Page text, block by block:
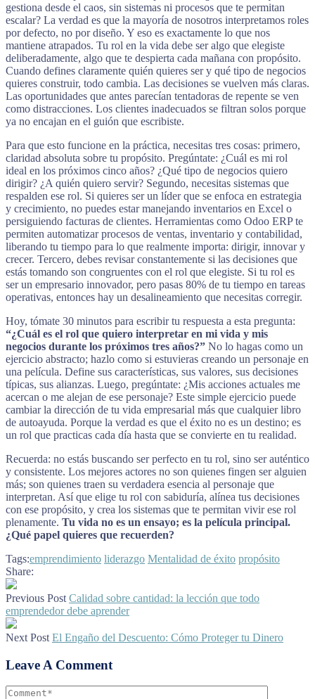
gestiona desde el caos, sin sistemas ni procesos que te permitan
escalar? La verdad es que la mayoría de nosotros interpretamos roles
por defecto, no por diseño. Y eso es exactamente lo que nos
mantiene atrapados. Tu rol en la vida debe ser algo que elegiste
deliberadamente, algo que te despierta cada mañana con propósito.
Cuando defines claramente quién quieres ser y qué tipo de negocios
quieres construir, todo cambia. Las decisiones se vuelven más claras.
Las oportunidades que antes parecían tentadoras de repente se ven
como distracciones. Los clientes inadecuados se filtran solos porque
ya no encajan en el guión que escribiste.
Para que esto funcione en la práctica, necesitas tres cosas: primero,
claridad absoluta sobre tu propósito. Pregúntate: ¿Cuál es mi rol
ideal en los próximos cinco años? ¿Qué tipo de negocios quiero
dirigir? ¿A quién quiero servir? Segundo, necesitas sistemas que
respalden ese rol. Si quieres ser un líder que se enfoca en estrategia
y crecimiento, no puedes estar manejando inventarios en Excel o
persiguiendo facturas de clientes. Herramientas como Odoo ERP te
permiten automatizar procesos de ventas, inventario y contabilidad,
liberando tu tiempo para lo que realmente importa: dirigir, innovar y
crecer. Tercero, debes revisar constantemente si las decisiones que
estás tomando son congruentes con el rol que elegiste. Si tu rol es
ser un empresario innovador, pero pasas 80% de tu tiempo en tareas
operativas, entonces hay un desalineamiento que necesitas corregir.
Hoy, tómate 30 minutos para escribir tu respuesta a esta pregunta:
“¿Cuál es el rol que quiero interpretar en mi vida y mis
negocios durante los próximos tres años?” No lo hagas como un
ejercicio abstracto; hazlo como si estuvieras creando un personaje en
una película. Define sus características, sus valores, sus decisiones
típicas, sus alianzas. Luego, pregúntate: ¿Mis acciones actuales me
acercan o me alejan de ese personaje? Este simple ejercicio puede
cambiar la dirección de tu vida empresarial más que cualquier libro
de autoayuda. Porque la verdad es que el éxito no es un destino; es
un rol que practicas cada día hasta que se convierte en tu realidad.
Recuerda: no estás buscando ser perfecto en tu rol, sino ser auténtico
y consistente. Los mejores actores no son quienes fingen ser alguien
más; son quienes traen su verdadera esencia al personaje que
interpretan. Así que elige tu rol con sabiduría, alínea tus decisiones
con ese propósito, y crea los sistemas que te permitan vivir ese rol
plenamente. Tu vida no es un ensayo; es la película principal.
¿Qué papel quieres que recuerden?
Tags:emprendimiento liderazgo Mentalidad de éxito propósito
Share:
Previous Post Calidad sobre cantidad: la lección que todo
emprendedor debe aprender
Next Post El Engaño del Descuento: Cómo Proteger tu Dinero
Leave A Comment